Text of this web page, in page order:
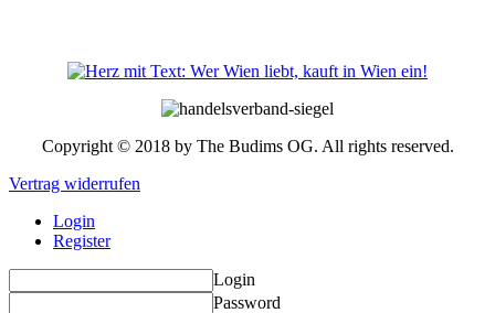
Copyright © 2018 by The Budims OG. All rights reserved.
Vertrag widerrufen
Login
Register
Login
Password